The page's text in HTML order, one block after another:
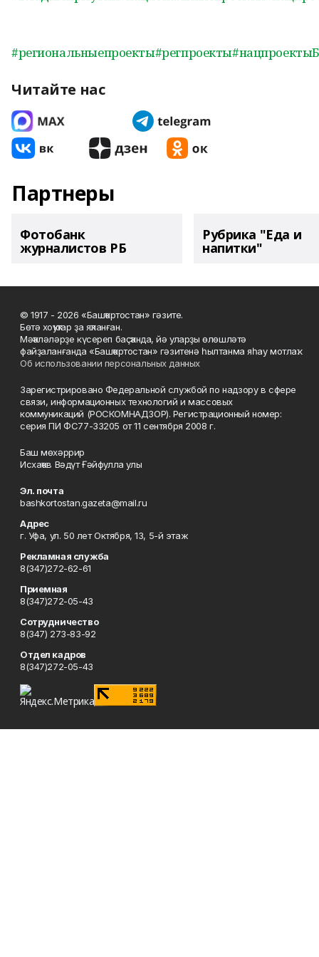
#региональныепроекты#регпроекты
Читайте нас
Партнеры
Фотобанк
журналистов РБ
Рубрика "Еда и
напитки"
© 1917 - 2026 «Башҡортостан» гәзите.
Бөтә хоҡуҡтар ҙа яҡланған.
Мәҡәләләрҙе күсереп баҫҡанда, йә уларҙы өлөшләтә
файҙаланғанда «Башҡортостан» гәзитенә һылтанма яһау мотлаҡ.
Об использовании персональных данных
Зарегистрировано Федеральной службой по надзору в сфере
связи, информационных технологий и массовых
коммуникаций (РОСКОМНАДЗОР). Регистрационный номер:
серия ПИ ФС77-33205 от 11 сентября 2008 г.
Баш мөхәррир
Исхаҡов Вәдүт Ғәйфулла улы
Эл. почта
bashkortostan.gazeta@mail.ru
Адрес
г. Уфа, ул. 50 лет Октября, 13, 5-й этаж
Рекламная служба
8(347)272-62-61
Приемная
8(347)272-05-43
Сотрудничество
8(347) 273-83-92
Отдел кадров
8(347)272-05-43